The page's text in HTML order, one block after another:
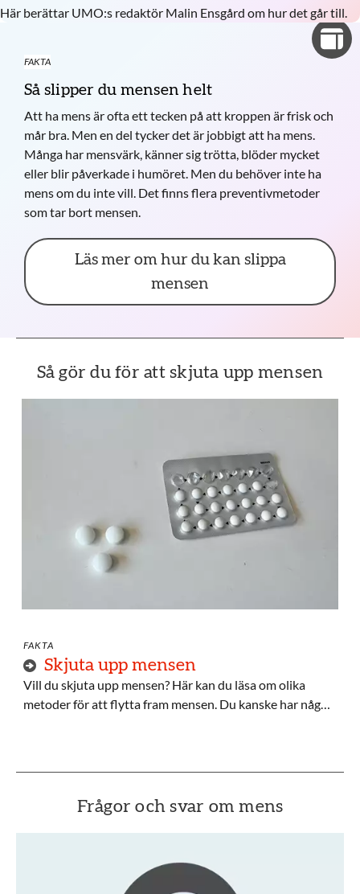
Här berättar UMO:s redaktör Malin Ensgård om hur det går till.
FAKTA
Så slipper du mensen helt
Att ha mens är ofta ett tecken på att kroppen är frisk och
mår bra. Men en del tycker det är jobbigt att ha mens.
Många har mensvärk, känner sig trötta, blöder mycket
eller blir påverkade i humöret. Men du behöver inte ha
mens om du inte vill. Det finns flera preventivmetoder
som tar bort mensen.
Läs mer om hur du kan slippa
mensen
Så gör du för att skjuta upp mensen
FAKTA
Skjuta upp mensen
Vill du skjuta upp mensen? Här kan du läsa om olika
metoder för att flytta fram mensen. Du kanske har något
Frågor och svar om mens